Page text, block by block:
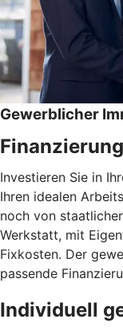
Gewerblicher
Investieren Sie in
Ihren idealen
noch von
Werkstatt, mit
Fixkosten. Der
passende
Individuell